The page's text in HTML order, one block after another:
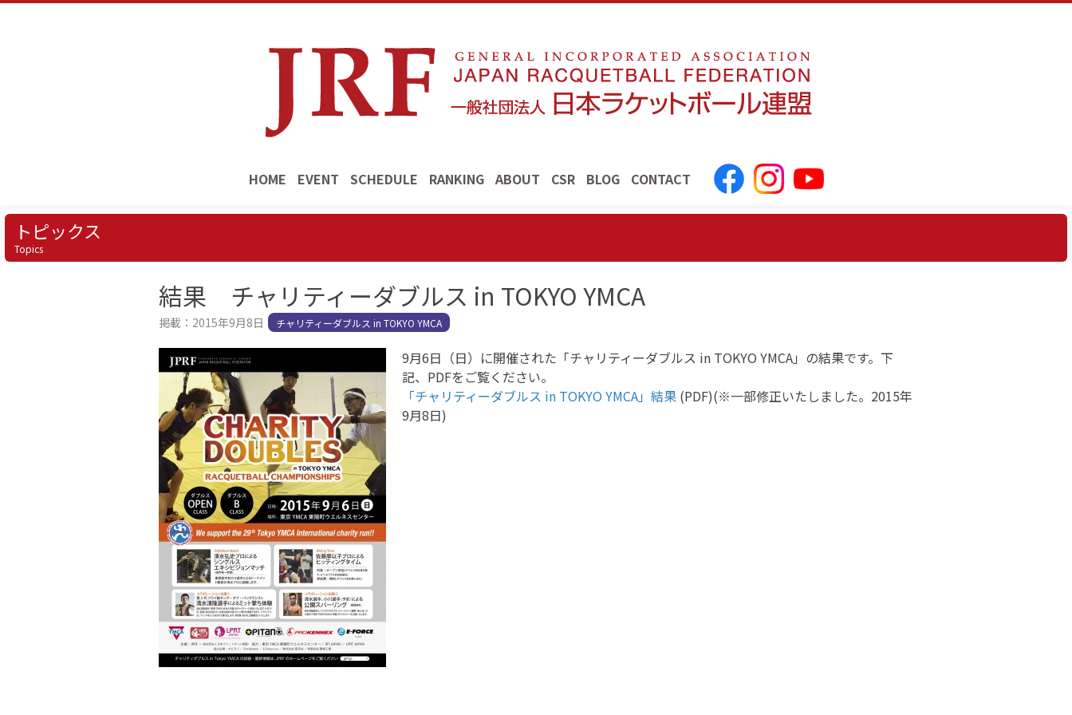
HOME EVENT SCHEDULE RANKING ABOUT CSR BLOG CONTACT
トピックス
Topics
結果 チャリティーダブルス in TOKYO YMCA
掲載：2015年9月8日 チャリティーダブルス in TOKYO YMCA
9月6日（日）に開催された「チャリティーダブルス in TOKYO YMCA」の結果です。下
記、PDFをご覧ください。
「チャリティーダブルス in TOKYO YMCA」結果(PDF)(※一部修正いたしました。2015年
9月8日)